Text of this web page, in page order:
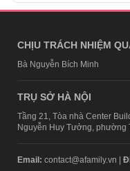
CHỊU TRÁCH NHIỆM
Bà Nguyễn Bích Minh
TRỤ SỞ HÀ NỘI
Tầng 21, Tòa nhà Center
Nguyễn Huy Tưởng, phường
Email: contact@afamily.vn |